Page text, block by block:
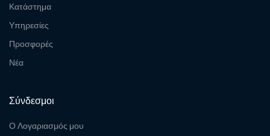
Κατάστημα
Υπηρεσίες
Προσφορές
Νέα
Σύνδεσμοι
Ο Λογαριασμός μου